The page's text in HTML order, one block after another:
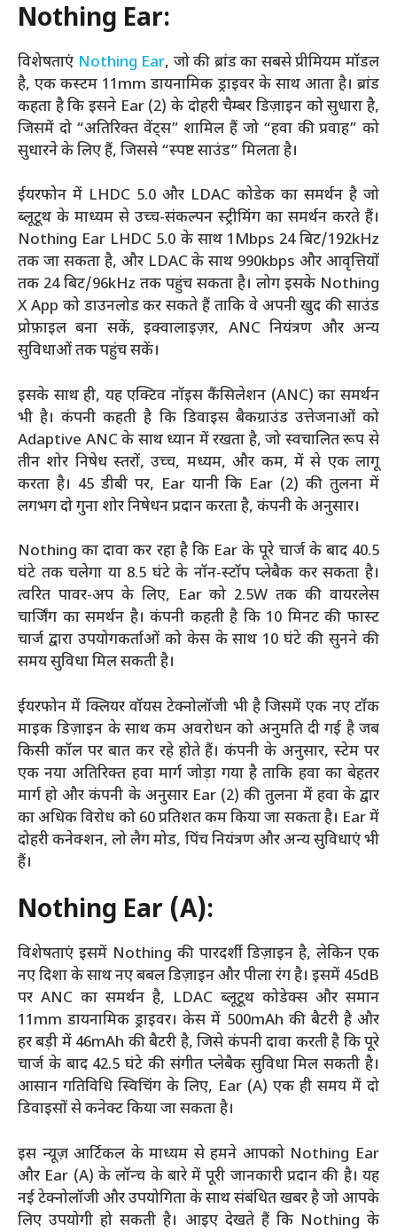
Nothing Ear:
विशेषताएं Nothing Ear, जो की ब्रांड का सबसे प्रीमियम मॉडल
है, एक कस्टम 11mm डायनामिक ड्राइवर के साथ आता है। ब्रांड
कहता है कि इसने Ear (2) के दोहरी चैम्बर डिज़ाइन को सुधारा है,
जिसमें दो “अतिरिक्त वेंट्स” शामिल हैं जो “हवा की प्रवाह” को
सुधारने के लिए हैं, जिससे “स्पष्ट साउंड” मिलता है।
ईयरफोन में LHDC 5.0 और LDAC कोडेक का समर्थन है जो
ब्लूटूथ के माध्यम से उच्च-संकल्पन स्ट्रीमिंग का समर्थन करते हैं।
Nothing Ear LHDC 5.0 के साथ 1Mbps 24 बिट/192kHz
तक जा सकता है, और LDAC के साथ 990kbps और आवृत्तियों
तक 24 बिट/96kHz तक पहुंच सकता है। लोग इसके Nothing
X App को डाउनलोड कर सकते हैं ताकि वे अपनी खुद की साउंड
प्रोफ़ाइल बना सकें, इक्वालाइज़र, ANC नियंत्रण और अन्य
सुविधाओं तक पहुंच सकें।
इसके साथ ही, यह एक्टिव नॉइस कैंसिलेशन (ANC) का समर्थन
भी है। कंपनी कहती है कि डिवाइस बैकग्राउंड उत्तेजनाओं को
Adaptive ANC के साथ ध्यान में रखता है, जो स्वचालित रूप से
तीन शोर निषेध स्तरों, उच्च, मध्यम, और कम, में से एक लागू
करता है। 45 डीबी पर, Ear यानी कि Ear (2) की तुलना में
लगभग दो गुना शोर निषेधन प्रदान करता है, कंपनी के अनुसार।
Nothing का दावा कर रहा है कि Ear के पूरे चार्ज के बाद 40.5
घंटे तक चलेगा या 8.5 घंटे के नॉन-स्टॉप प्लेबैक कर सकता है।
त्वरित पावर-अप के लिए, Ear को 2.5W तक की वायरलेस
चार्जिंग का समर्थन है। कंपनी कहती है कि 10 मिनट की फास्ट
चार्ज द्वारा उपयोगकर्ताओं को केस के साथ 10 घंटे की सुनने की
समय सुविधा मिल सकती है।
ईयरफोन में क्लियर वॉयस टेक्नोलॉजी भी है जिसमें एक नए टॉक
माइक डिज़ाइन के साथ कम अवरोधन को अनुमति दी गई है जब
किसी कॉल पर बात कर रहे होते हैं। कंपनी के अनुसार, स्टेम पर
एक नया अतिरिक्त हवा मार्ग जोड़ा गया है ताकि हवा का बेहतर
मार्ग हो और कंपनी के अनुसार Ear (2) की तुलना में हवा के द्वार
का अधिक विरोध को 60 प्रतिशत कम किया जा सकता है। Ear में
दोहरी कनेक्शन, लो लैग मोड, पिंच नियंत्रण और अन्य सुविधाएं भी
हैं।
Nothing Ear (A):
विशेषताएं इसमें Nothing की पारदर्शी डिज़ाइन है, लेकिन एक
नए दिशा के साथ नए बबल डिज़ाइन और पीला रंग है। इसमें 45dB
पर ANC का समर्थन है, LDAC ब्लूटूथ कोडेक्स और समान
11mm डायनामिक ड्राइवर। केस में 500mAh की बैटरी है और
हर बड़ी में 46mAh की बैटरी है, जिसे कंपनी दावा करती है कि पूरे
चार्ज के बाद 42.5 घंटे की संगीत प्लेबैक सुविधा मिल सकती है।
आसान गतिविधि स्विचिंग के लिए, Ear (A) एक ही समय में दो
डिवाइसों से कनेक्ट किया जा सकता है।
इस न्यूज़ आर्टिकल के माध्यम से हमने आपको Nothing Ear
और Ear (A) के लॉन्च के बारे में पूरी जानकारी प्रदान की है। यह
नई टेक्नोलॉजी और उपयोगिता के साथ संबंधित खबर है जो आपके
लिए उपयोगी हो सकती है। आइए देखते हैं कि Nothing के